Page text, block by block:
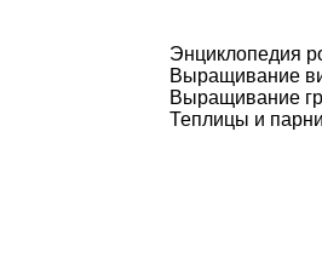
Энциклопедия
Выращивание
Выращивание
Теплицы и